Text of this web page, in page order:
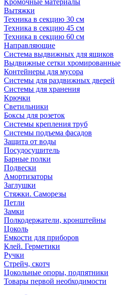
Кромочные материалы
Вытяжки
Техника в секцию 30 см
Техника в секцию 45 см
Техника в секцию 60 см
Направляющие
Система выдвижных для ящиков
Выдвижные сетки хромированные
Контейнеры для мусора
Системы для раздвижных дверей
Системы для хранения
Крючки
Светильники
Боксы для розеток
Системы крепления труб
Системы подъема фасадов
Защита от воды
Посудосушитель
Барные полки
Подвески
Амортизаторы
Заглушки
Стяжки. Саморезы
Петли
Замки
Полкодержатели, кронштейны
Цоколь
Емкости для приборов
Клей. Герметики
Ручки
Стрейч, скотч
Цокольные опоры, подпятники
Товары первой необходимости